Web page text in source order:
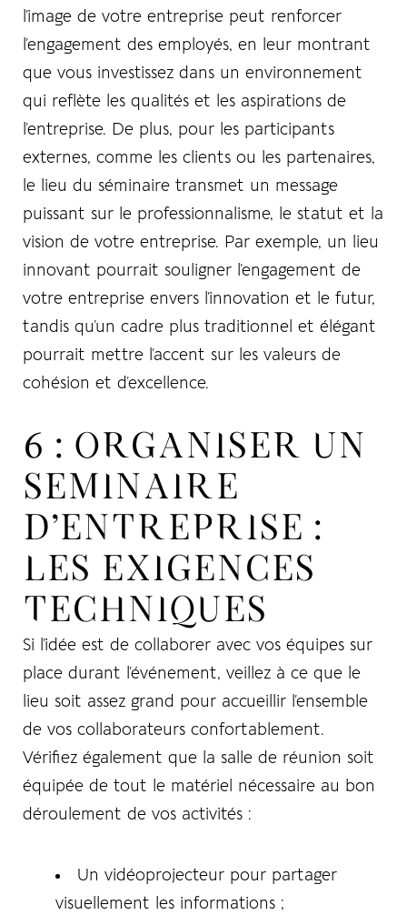
l’image de votre entreprise peut renforcer
l’engagement des employés, en leur montrant
que vous investissez dans un environnement
qui reflète les qualités et les aspirations de
l’entreprise. De plus, pour les participants
externes, comme les clients ou les partenaires,
le lieu du séminaire transmet un message
puissant sur le professionnalisme, le statut et la
vision de votre entreprise. Par exemple, un lieu
innovant pourrait souligner l’engagement de
votre entreprise envers l’innovation et le futur,
tandis qu’un cadre plus traditionnel et élégant
pourrait mettre l’accent sur les valeurs de
cohésion et d’excellence.
6 : ORGANISER UN
SEMINAIRE
D’ENTREPRISE :
LES EXIGENCES
TECHNIQUES
Si l’idée est de collaborer avec vos équipes sur
place durant l’événement, veillez à ce que le
lieu soit assez grand pour accueillir l’ensemble
de vos collaborateurs confortablement.
Vérifiez également que la salle de réunion soit
équipée de tout le matériel nécessaire au bon
déroulement de vos activités :
Un vidéoprojecteur pour partager
visuellement les informations ;
Password *
Lost Password?
Remember Me
Don’t have an account?
REGISTER